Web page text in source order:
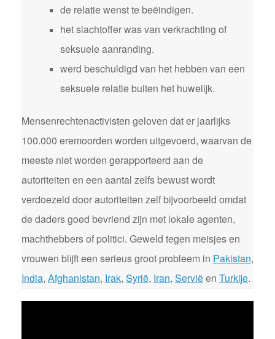
de relatie wenst te beëindigen.
het slachtoffer was van verkrachting of
seksuele aanranding.
werd beschuldigd van het hebben van een
seksuele relatie buiten het huwelijk.
Mensenrechtenactivisten geloven dat er jaarlijks
100.000 eremoorden worden uitgevoerd, waarvan de
meeste niet worden gerapporteerd aan de
autoriteiten en een aantal zelfs bewust wordt
verdoezeld door autoriteiten zelf bijvoorbeeld omdat
de daders goed bevriend zijn met lokale agenten,
machthebbers of politici. Geweld tegen meisjes en
vrouwen blijft een serieus groot probleem in Pakistan,
India, Afghanistan, Irak, Syrië, Iran, Serviëen Turkije.